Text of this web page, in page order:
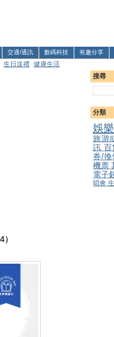
交通/通訊 數碼科技 有趣分享
生日送禮 健康生活
搜尋
分類
娛
旅游
訊 百
券/換
機票
電子
唱會